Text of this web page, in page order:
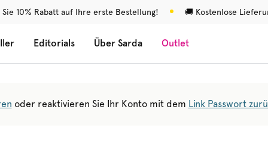
10% Rabatt auf Ihre erste Bestellung! 🚚 Kostenlose
Editorials Über Sarda Outlet
oder reaktivieren Sie Ihr Konto mit dem Link Passwort